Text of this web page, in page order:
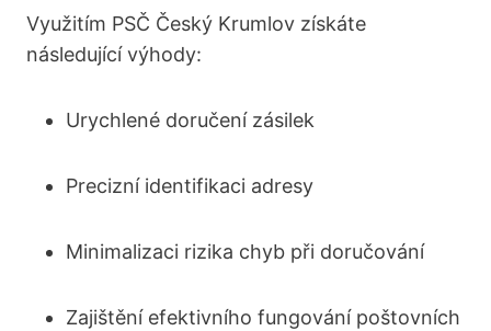
Využitím PSČ Český Krumlov získáte
následující výhody:
Urychlené doručení zásilek
Precizní identifikaci adresy
Minimalizaci rizika chyb při doručování
Zajištění efektivního fungování poštovních